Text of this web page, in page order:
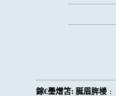
鎵€璺熷笘: 脠眉脌楼 :